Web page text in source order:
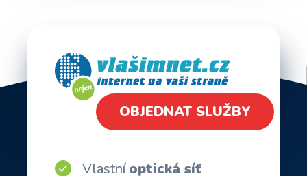
OBJEDNAT SLUŽBY
Vlastníoptická síť